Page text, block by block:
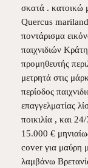
σκατά . κατοικώ
Quercus
ποντάρισμα
παιχνιδιών
προμηθευτής
μετρητά στις
περίοδος
επαγγελματίας
ποικιλία , και
15.000 €
cover για μαύρη
λαμβάνω